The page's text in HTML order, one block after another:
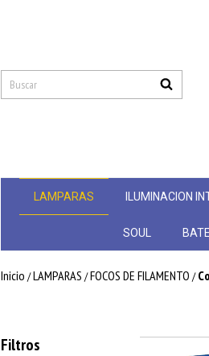
LAMPARAS ILUMINACION
SOUL
Inicio /LAMPARAS /FOCOS DE FILAMENTO /
Filtros